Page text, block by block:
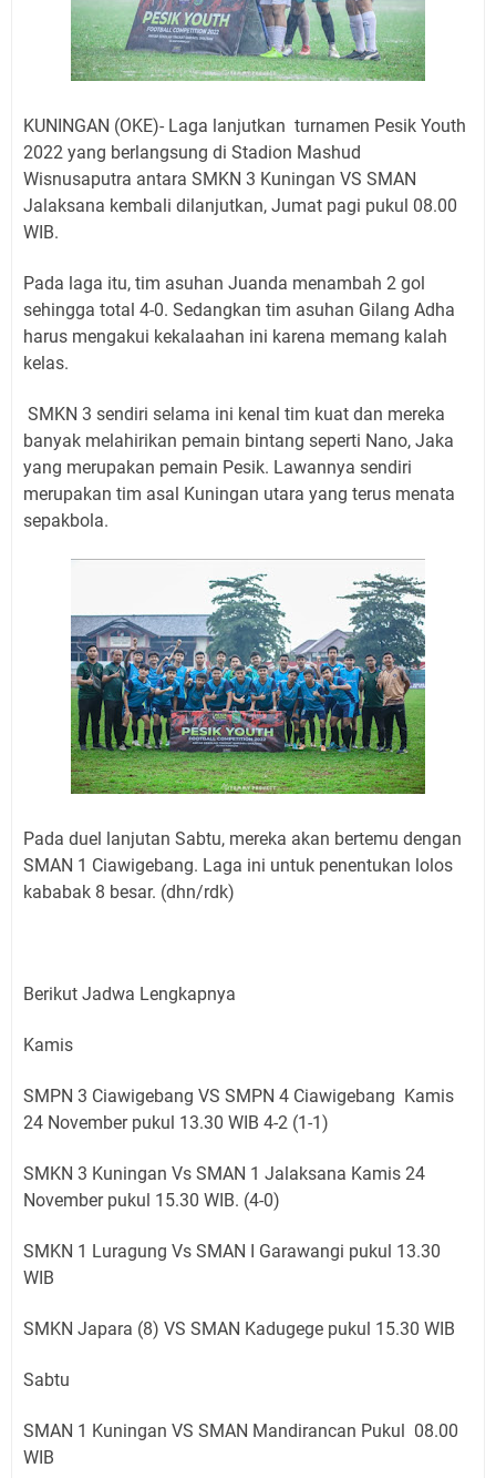
Ini Jadwal Samsat Keliling Kuningan Senin 10 Agustus
2026
KUNINGAN (OKE)- Laga lanjutkan turnamen Pesik Youth
2022 yang berlangsung di Stadion Mashud
Wisnusaputra antara SMKN 3 Kuningan VS SMAN
Jalaksana kembali dilanjutkan, Jumat pagi pukul 08.00
WIB.
Pada laga itu, tim asuhan Juanda menambah 2 gol
sehingga total 4-0. Sedangkan tim asuhan Gilang Adha
harus mengakui kekalaahan ini karena memang kalah
kelas.
SMKN 3 sendiri selama ini kenal tim kuat dan mereka
banyak melahirikan pemain bintang seperti Nano, Jaka
yang merupakan pemain Pesik. Lawannya sendiri
merupakan tim asal Kuningan utara yang terus menata
sepakbola.
Pada duel lanjutan Sabtu, mereka akan bertemu dengan
SMAN 1 Ciawigebang. Laga ini untuk penentukan lolos
kababak 8 besar. (dhn/rdk)
Berikut Jadwa Lengkapnya
Kamis
SMPN 3 Ciawigebang VS SMPN 4 Ciawigebang Kamis
24 November pukul 13.30 WIB 4-2 (1-1)
SMKN 3 Kuningan Vs SMAN 1 Jalaksana Kamis 24
November pukul 15.30 WIB. (4-0)
SMKN 1 Luragung Vs SMAN I Garawangi pukul 13.30
WIB
SMKN Japara (8) VS SMAN Kadugege pukul 15.30 WIB
Sabtu
SMAN 1 Kuningan VS SMAN Mandirancan Pukul 08.00
WIB